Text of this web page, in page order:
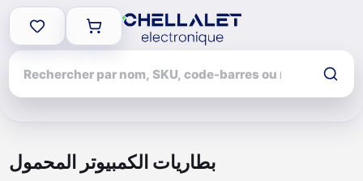
بطاريات الكمبيوتر المحمول